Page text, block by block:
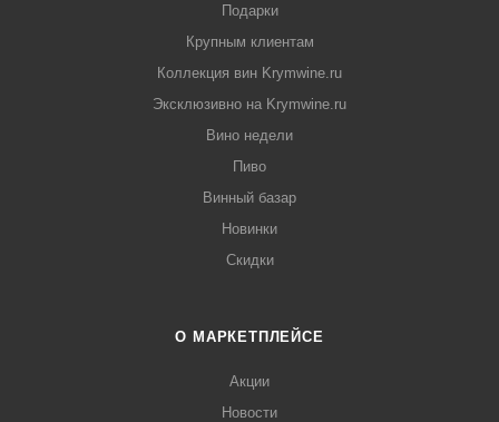
Подарки
Крупным клиентам
Коллекция вин Krymwine.ru
Эксклюзивно на Krymwine.ru
Вино недели
Пиво
Винный базар
Новинки
Скидки
О МАРКЕТПЛЕЙСЕ
Акции
Новости